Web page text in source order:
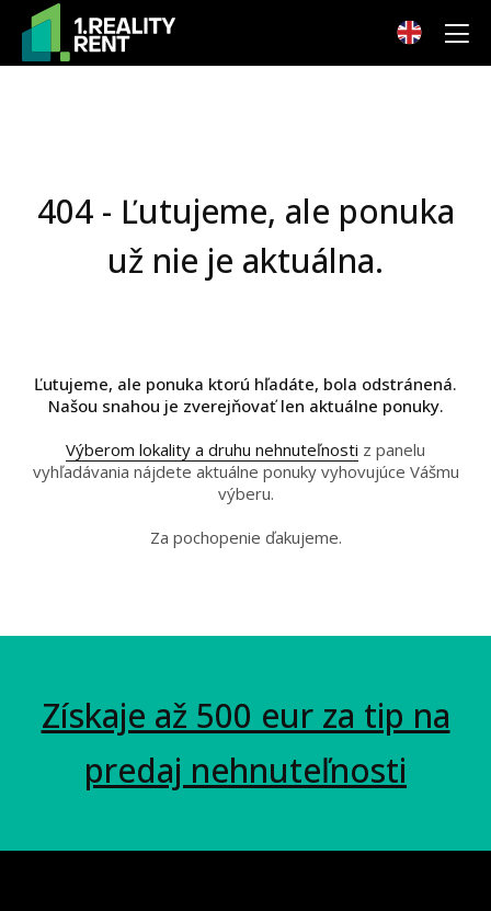
404 - Ľutujeme, ale ponuka
už nie je aktuálna.
Ľutujeme, ale ponuka ktorú hľadáte, bola odstránená.
Našou snahou je zverejňovať len aktuálne ponuky.
Výberom lokality a druhu nehnuteľnosti z panelu
vyhľadávania nájdete aktuálne ponuky vyhovujúce Vášmu
výberu.
Za pochopenie ďakujeme.
Získaje až 500 eur za tip na
predaj nehnuteľnosti